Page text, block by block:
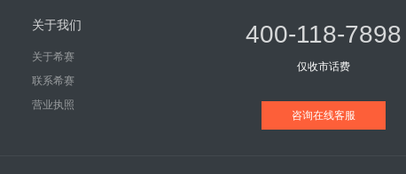
关于我们
关于希赛
联系希赛
营业执照
400-118-7898
仅收市话费
咨询在线客服